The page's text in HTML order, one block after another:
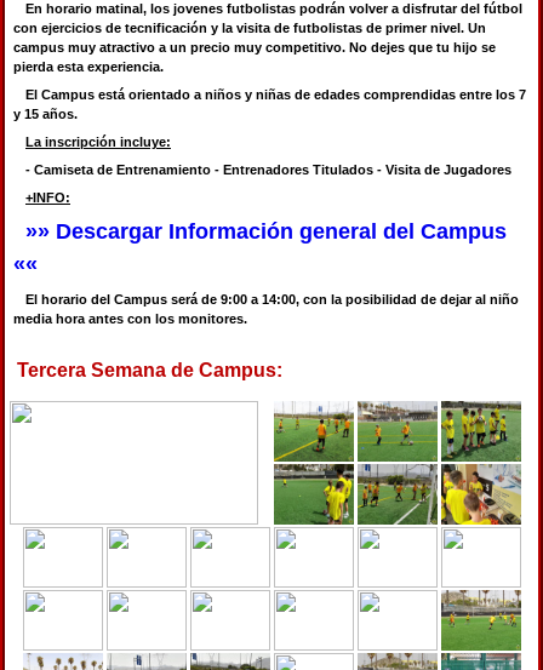
En horario matinal, los jovenes futbolistas podrán volver a disfrutar del fútbol
con ejercicios de tecnificación y la visita de futbolistas de primer nivel. Un
campus muy atractivo a un precio muy competitivo. No dejes que tu hijo se
pierda esta experiencia.
El Campus está orientado a niños y niñas de edades comprendidas entre los 7
y 15 años.
La inscripción incluye:
- Camiseta de Entrenamiento - Entrenadores Titulados - Visita de Jugadores
+INFO:
»» Descargar Información general del Campus
««
El horario del Campus será de 9:00 a 14:00, con la posibilidad de dejar al niño
media hora antes con los monitores.
Tercera Semana de Campus: